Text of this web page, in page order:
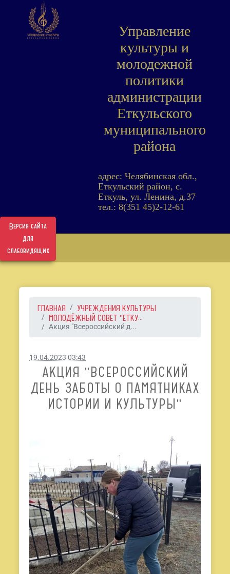
Версия сайта
для
слабовидящих
Управление
культуры и
молодежной
политики
администрации
Еткульского
муниципального
района
адрес: Челябинская обл.,
Еткульский район, с.
Еткуль, ул. Ленина, д.37
тел.: 8(351 45)2-12-61
ГЛАВНАЯ
УЧРЕЖДЕНИЯ КУЛЬТУРЫ
МОЛОДЁЖНЫЙ СОВЕТ "ЕТКУ...
Акция "Всероссийский д...
19.04.2023 03:43
АКЦИЯ "ВСЕРОССИЙСКИЙ
ДЕНЬ ЗАБОТЫ О ПАМЯТНИКАХ
ИСТОРИИ И КУЛЬТУРЫ"